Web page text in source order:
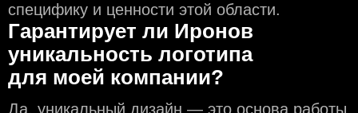
специфику и ценности этой области.
Гарантирует ли Иронов
уникальность логотипа
для моей компании?
Да, уникальный дизайн — это основа работы